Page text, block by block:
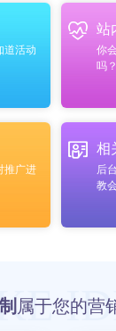
道活动
站
你
吗？
推广进
相
后
教
属于您的营